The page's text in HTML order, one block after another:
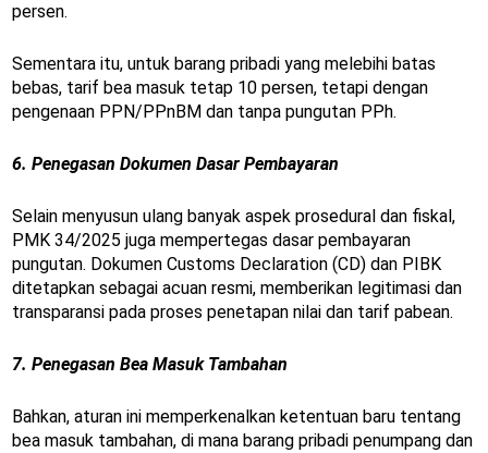
persen.
Sementara itu, untuk barang pribadi yang melebihi batas
bebas, tarif bea masuk tetap 10 persen, tetapi dengan
pengenaan PPN/PPnBM dan tanpa pungutan PPh.
6. Penegasan Dokumen Dasar Pembayaran
Selain menyusun ulang banyak aspek prosedural dan fiskal,
PMK 34/2025 juga mempertegas dasar pembayaran
pungutan. Dokumen Customs Declaration (CD) dan PIBK
ditetapkan sebagai acuan resmi, memberikan legitimasi dan
transparansi pada proses penetapan nilai dan tarif pabean.
7. Penegasan Bea Masuk Tambahan
Bahkan, aturan ini memperkenalkan ketentuan baru tentang
bea masuk tambahan, di mana barang pribadi penumpang dan